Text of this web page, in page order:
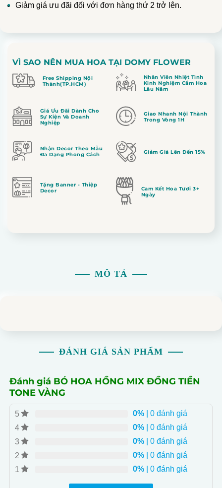
Giảm giá ưu đãi đối với đơn hàng thứ 2 trở lên.
VÌ SAO NÊN MUA HOA TẠI DOMY FLOWER
Free Shipping Nội
Thành(TP.HCM)
Nhân Viên Nhiệt Tình
Kinh Nghiệm Cắm Hoa
Lâu Năm
Giá Ưu Đãi Dành Cho
Sự Kiện Và Doanh
Nghiệp
Giao Nhanh Nội Thành
Trong Vòng 1H
Nhận Decor Theo Mẫu
Đa Dạng Phong Cách
Giảm Giá Lên Đến 15%
Tặng Banner - Thiệp
Decor
Cam Kết Hoa Tươi 3+
Ngày
MÔ TẢ
ĐÁNH GIÁ SẢN PHẨM
Đánh giá BÓ HOA HỒNG MIX ĐỒNG TIỀN
TONE VÀNG
5 0%| 0 đánh giá
4
0%| 0 đánh giá
3
0%| 0 đánh giá
2
0%| 0 đánh giá
1
0%| 0 đánh giá